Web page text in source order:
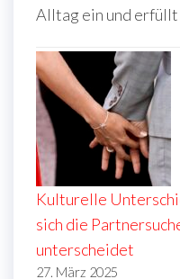
Alltag ein und
Kulturelle
sich die
unterscheidet
27. März 2025